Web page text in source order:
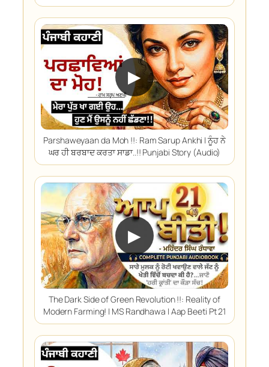
▶
Parshaweyaan da Moh !!: Ram Sarup Ankhi | ਨੂੰਹ ਨੇ
ਘਰ ਹੀ ਬਰਬਾਦ ਕਰਤਾ ਸਾਡਾ..!! Punjabi Story (Audio)
▶
The Dark Side of Green Revolution !!: Reality of
Modern Farming! | MS Randhawa | Aap Beeti Pt 21